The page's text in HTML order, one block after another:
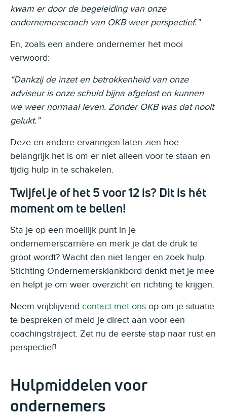
kwam er door de begeleiding van onze
ondernemerscoach van OKB weer perspectief.”
En, zoals een andere ondernemer het mooi
verwoord:
“Dankzij de inzet en betrokkenheid van onze
adviseur is onze schuld bijna afgelost en kunnen
we weer normaal leven. Zonder OKB was dat nooit
gelukt.”
Deze en andere ervaringen laten zien hoe
belangrijk het is om er niet alleen voor te staan en
tijdig hulp in te schakelen.
Twijfel je of het 5 voor 12 is? Dit is hét
moment om te bellen!
Sta je op een moeilijk punt in je
ondernemerscarrière en merk je dat de druk te
groot wordt? Wacht dan niet langer en zoek hulp.
Stichting Ondernemersklankbord denkt met je mee
en helpt je om weer overzicht en richting te krijgen.
Neem vrijblijvend contact met ons op om je situatie
te bespreken of meld je direct aan voor een
coachingstraject. Zet nu de eerste stap naar rust en
perspectief!
Hulpmiddelen voor
ondernemers